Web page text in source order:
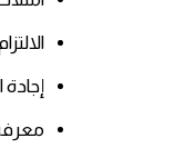
إجادة